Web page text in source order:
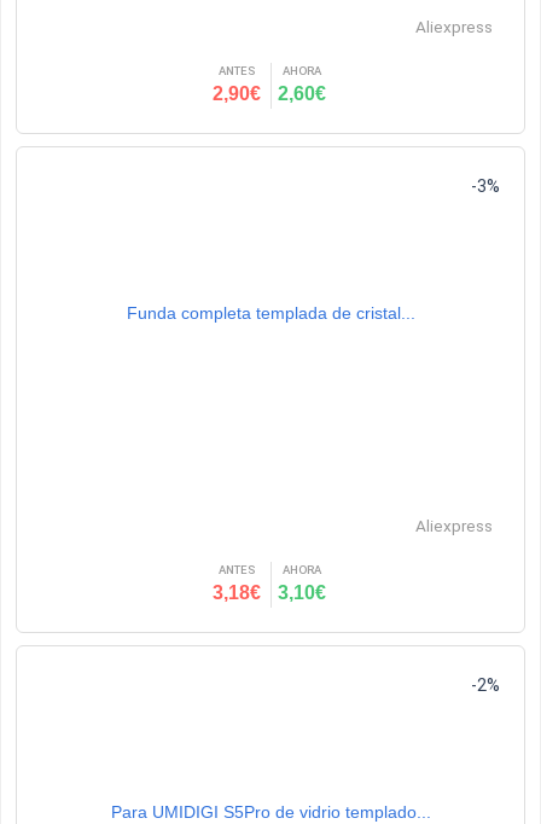
Aliexpress
ANTES
2,90€
AHORA
2,60€
Funda completa templada de cristal...
Aliexpress
ANTES
3,18€
AHORA
3,10€
-3%
Para UMIDIGI S5Pro de vidrio templado...
-2%